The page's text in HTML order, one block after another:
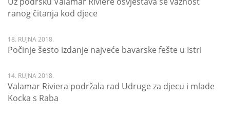
ranog čitanja kod djece
18. RUJNA 2018.
Počinje šesto izdanje najveće bavarske fešte u Istri
14. RUJNA 2018.
Valamar Riviera podržala rad Udruge za djecu i mlade
Kocka s Raba